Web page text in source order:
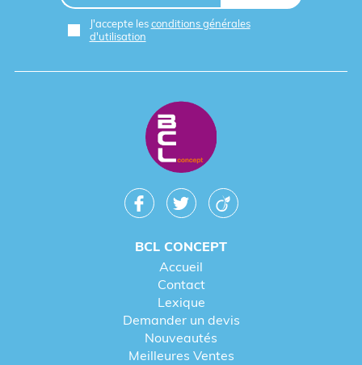
J'accepte lesconditions générales
d'utilisation
BCL CONCEPT
Accueil
Contact
Lexique
Demander un devis
Nouveautés
Meilleures Ventes